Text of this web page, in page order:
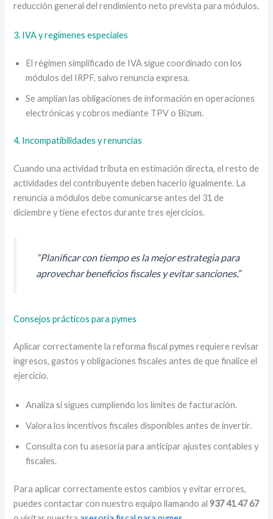
reducción general del rendimiento neto prevista para módulos.
3. IVA y regímenes especiales
El régimen simplificado de IVA sigue coordinado con los
módulos del IRPF, salvo renuncia expresa.
Se amplían las obligaciones de información en operaciones
electrónicas y cobros mediante TPV o Bizum.
4. Incompatibilidades y renuncias
Cuando una actividad tributa en estimación directa, el resto de
actividades del contribuyente deben hacerlo igualmente. La
renuncia a módulos debe comunicarse antes del 31 de
diciembre y tiene efectos durante tres ejercicios.
“Planificar con tiempo es la mejor estrategia para
aprovechar beneficios fiscales y evitar sanciones.”
Consejos prácticos para pymes
Aplicar correctamente la reforma fiscal pymes requiere revisar
ingresos, gastos y obligaciones fiscales antes de que finalice el
ejercicio.
Analiza si sigues cumpliendo los límites de facturación.
Valora los incentivos fiscales disponibles antes de invertir.
Consulta con tu asesoría para anticipar ajustes contables y
fiscales.
Para aplicar correctamente estos cambios y evitar errores,
puedes contactar con nuestro equipo llamando al937 41 47 67